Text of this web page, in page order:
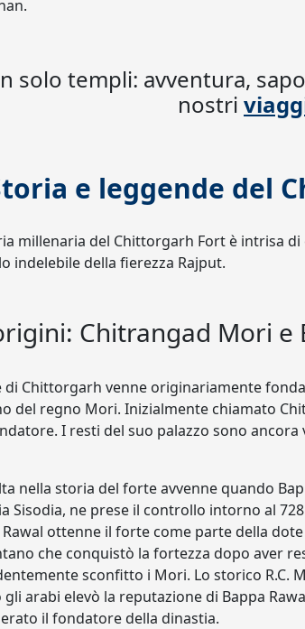
solo templi: avventura,
nostri
e leggende del
millenaria del Chittorgarh Fort è intrisa
indelebile della fierezza Rajput.
Chitrangad Mori e
Chittorgarh venne originariamente
del regno Mori. Inizialmente chiamato
I resti del suo palazzo sono ancora
nella storia del forte avvenne quando
Sisodia, ne prese il controllo intorno al
Rawal ottenne il forte come parte della
che conquistò la fortezza dopo aver
sconfitto i Mori. Lo storico R.C.
arabi elevò la reputazione di Bappa
il fondatore della dinastia.